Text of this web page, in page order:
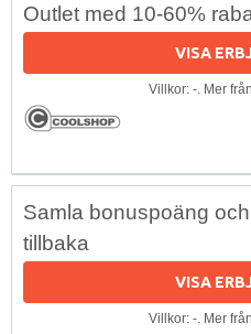
Outlet med 10-60%
VISA
Villkor: -. Mer
Samla bonuspoäng
tillbaka
VISA
Villkor: -. Mer